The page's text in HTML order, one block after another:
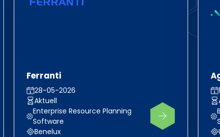
Ferranti
28-05-2026
Aktuell
Enterprise Resource Planning
Software
Benelux